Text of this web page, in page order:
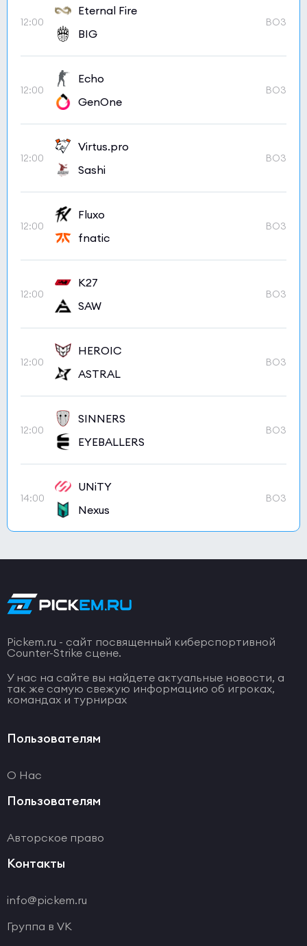
12:00
Eternal Fire
BIG
BO3
12:00
Echo
GenOne
BO3
12:00
Virtus.pro
Sashi
BO3
12:00
Fluxo
fnatic
BO3
12:00
K27
SAW
BO3
12:00
HEROIC
ASTRAL
BO3
12:00
SINNERS
EYEBALLERS
BO3
14:00
UNiTY
Nexus
BO3
Pickem.ru - сайт посвященный киберспортивной
Counter-Strike сцене.
У нас на сайте вы найдете актуальные новости, а
так же самую свежую информацию об игроках,
командах и турнирах
Пользователям
О Нас
Пользователям
Авторское право
Контакты
info@pickem.ru
Группа в VK